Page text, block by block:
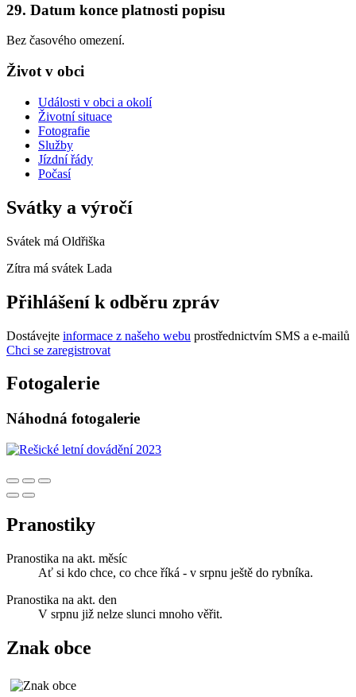
29. Datum konce platnosti popisu
Bez časového omezení.
Život v obci
Události v obci a okolí
Životní situace
Fotografie
Služby
Jízdní řády
Počasí
Svátky a výročí
Svátek má Oldřiška
Zítra má svátek Lada
Přihlášení k odběru zpráv
Dostávejte informace z našeho webu prostřednictvím SMS a e-mailů
Chci se zaregistrovat
Fotogalerie
Náhodná fotogalerie
Pranostiky
Pranostika na akt. měsíc
Ať si kdo chce, co chce říká - v srpnu ještě do rybníka.
Pranostika na akt. den
V srpnu již nelze slunci mnoho věřit.
Znak obce